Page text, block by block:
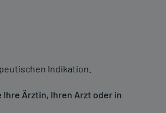
Indikation.
Ärztin, Ihren Arzt oder in